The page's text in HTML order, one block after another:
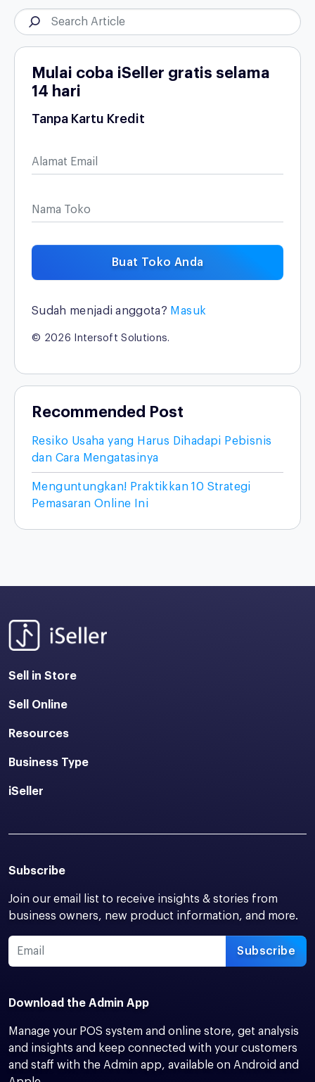
Mulai coba iSeller gratis selama
14 hari
Tanpa Kartu Kredit
Alamat Email
Nama Toko
Buat Toko Anda
Sudah menjadi anggota? Masuk
© 2026 Intersoft Solutions.
Recommended Post
Resiko Usaha yang Harus Dihadapi Pebisnis
dan Cara Mengatasinya
Menguntungkan! Praktikkan 10 Strategi
Pemasaran Online Ini
Sell in Store
Sell Online
Resources
Business Type
iSeller
Subscribe
Join our email list to receive insights & stories from
business owners, new product information, and more.
Subscribe
Download the Admin App
Manage your POS system and online store, get analysis
and insights and keep connected with your customers
and staff with the Admin app, available on Android and